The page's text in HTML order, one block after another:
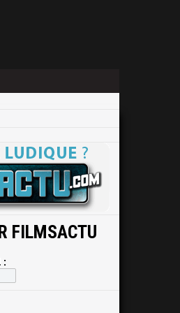
FILMSACTU
: